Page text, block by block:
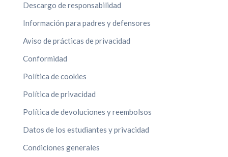
Descargo de responsabilidad
Información para padres y defensores
Aviso de prácticas de privacidad
Conformidad
Política de cookies
Política de privacidad
Política de devoluciones y reembolsos
Datos de los estudiantes y privacidad
Condiciones generales